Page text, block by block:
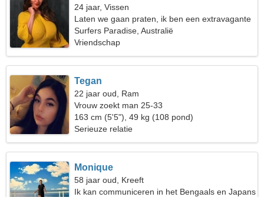
24 jaar, Vissen
Laten we gaan praten, ik ben een extravagante
vrouw
Surfers Paradise, Australië
Vriendschap
Tegan
22 jaar oud, Ram
Vrouw zoekt man 25-33
163 cm (5'5"), 49 kg (108 pond)
Serieuze relatie
Monique
58 jaar oud, Kreeft
Ik kan communiceren in het Bengaals en Japans